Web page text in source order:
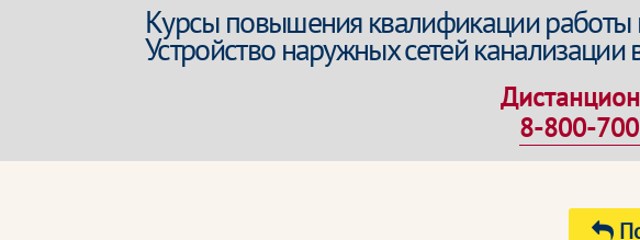
Курсы повышения квалификации работы
Устройство наружных сетей канализации
8-800-